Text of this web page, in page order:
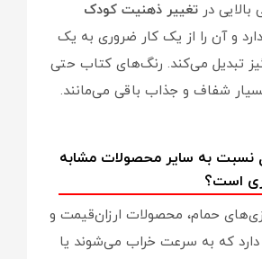
در تغییر ذهنیت کودک
دارد و آن را از یک کار ضروری به یک
تبدیل می‌کند. رنگ‌های کتاب حتی
شفاف و جذاب باقی می‌مانند.
نسبت به سایر محصولات مشابه
است؟
حمام، محصولات ارزان‌قیمت و
که به سرعت خراب می‌شوند یا